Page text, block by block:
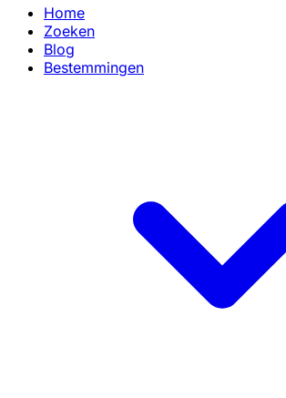
Home
Zoeken
Blog
Bestemmingen